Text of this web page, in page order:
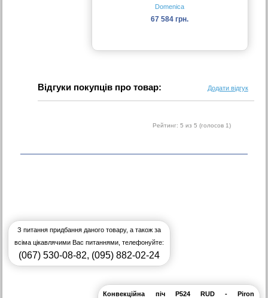
Domenica
67 584 грн.
Відгуки покупців про товар: Додати відгук
Рейтинг: 5 из 5 (голосов 1)
З питання придбання даного товару, а також за
всіма цікавлячими Вас питаннями, телефонуйте:
(067) 530-08-82, (095) 882-02-24
Конвекційна піч P524 RUD - Piron